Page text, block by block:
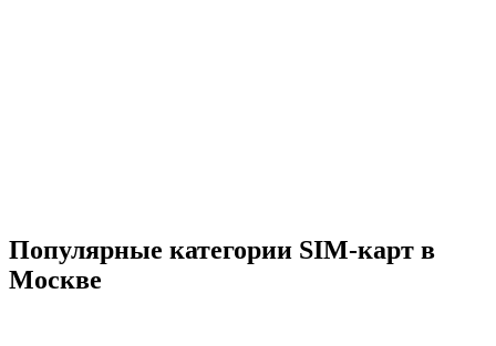
Популярные категории SIM-карт в
Москве